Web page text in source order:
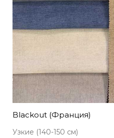
Blackout (Франция)
Узкие (140-150 см)